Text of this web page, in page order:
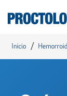
Inicio /